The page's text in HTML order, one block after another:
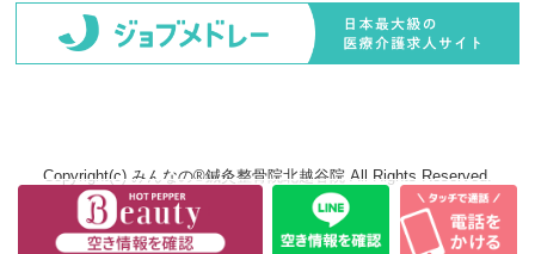
Copyright(c) みんなの®鍼灸整骨院北越谷院 All Rights Reserved.